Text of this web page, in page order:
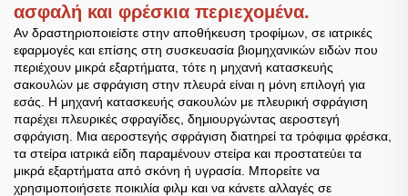
ασφαλή και φρέσκια περιεχομένα.
Αν δραστηριοποιείστε στην αποθήκευση τροφίμων, σε ιατρικές
εφαρμογές και επίσης στη συσκευασία βιομηχανικών ειδών που
περιέχουν μικρά εξαρτήματα, τότε η μηχανή κατασκευής
σακουλών με σφράγιση στην πλευρά είναι η μόνη επιλογή για
εσάς. Η μηχανή κατασκευής σακουλών με πλευρική σφράγιση
παρέχει πλευρικές σφραγίδες, δημιουργώντας αεροστεγή
σφράγιση. Μια αεροστεγής σφράγιση διατηρεί τα τρόφιμα φρέσκα,
τα στείρα ιατρικά είδη παραμένουν στείρα και προστατεύει τα
μικρά εξαρτήματα από σκόνη ή υγρασία. Μπορείτε να
χρησιμοποιήσετε ποικιλία φιλμ και να κάνετε αλλαγές σε